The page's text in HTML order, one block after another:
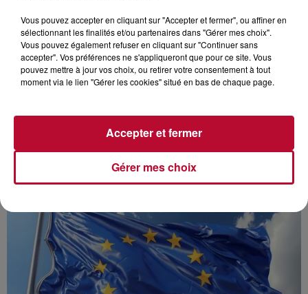
SUCCÈS ÉCLATANT POUR "CULTIVE TA
DATA" À MONTPELLIER
Vous pouvez accepter en cliquant sur "Accepter et fermer", ou affiner en
sélectionnant les finalités et/ou partenaires dans "Gérer mes choix".
Vous pouvez également refuser en cliquant sur "Continuer sans
accepter". Vos préférences ne s'appliqueront que pour ce site. Vous
pouvez mettre à jour vos choix, ou retirer votre consentement à tout
moment via le lien "Gérer les cookies" situé en bas de chaque page.
Gérer mes choix
Accepter et fermer